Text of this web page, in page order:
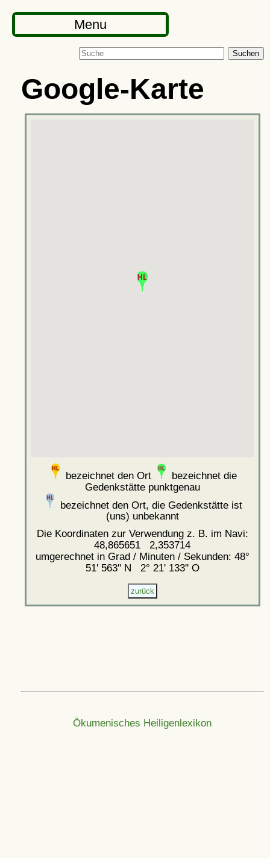
Menu
Suchen
Google-Karte
bezeichnet den Ort
bezeichnet die
Gedenkstätte punktgenau
bezeichnet den Ort, die Gedenkstätte ist
(uns) unbekannt
Die Koordinaten zur Verwendung z. B. im Navi:
48,865651 2,353714
umgerechnet in Grad / Minuten / Sekunden: 48°
51' 563'' N 2° 21' 133'' O
Ökumenisches Heiligenlexikon